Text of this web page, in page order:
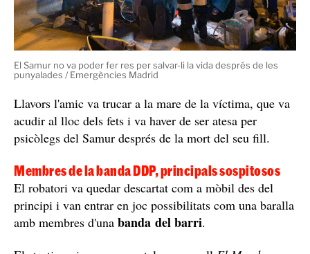
El Samur no va poder fer res per salvar-li la vida després de les
punyalades / Emergències Madrid
Llavors l'amic va trucar a la mare de la víctima, que va
acudir al lloc dels fets i va haver de ser atesa per
psicòlegs del Samur després de la mort del seu fill.
Membres de la banda DDP, principals sospitosos
El robatori va quedar descartat com a mòbil des del
principi i van entrar en joc possibilitats com una baralla
amb membres d'una banda del barri.